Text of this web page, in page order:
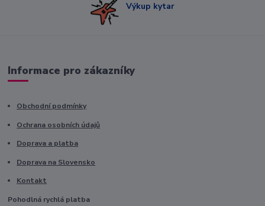
Výkup kytar
Informace pro zákazníky
Obchodní podmínky
Ochrana osobních údajů
Doprava a platba
Doprava na Slovensko
Kontakt
Pohodlná rychlá platba